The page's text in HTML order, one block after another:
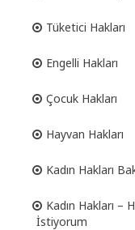
Tüketici Hakları
Engelli Hakları
Çocuk Hakları
Hayvan Hakları
Kadın Hakları
Kadın Hakları –
İstiyorum